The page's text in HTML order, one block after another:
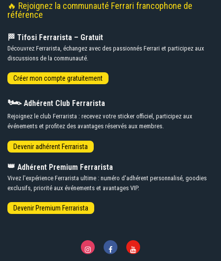
🔥 Rejoignez la communauté Ferrari francophone de
référence
🏁 Tifosi Ferrarista – Gratuit
Découvrez Ferrarista, échangez avec des passionnés Ferrari et participez aux
discussions de la communauté.
🏎️ Adhérent Club Ferrarista
Rejoignez le club Ferrarista : recevez votre sticker officiel, participez aux
événements et profitez des avantages réservés aux membres.
👑 Adhérent Premium Ferrarista
Vivez l'expérience Ferrarista ultime : numéro d'adhérent personnalisé, goodies
exclusifs, priorité aux événements et avantages VIP.